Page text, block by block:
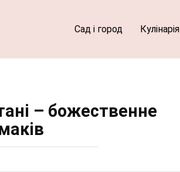
Сад і город Кулінарія
– божественне